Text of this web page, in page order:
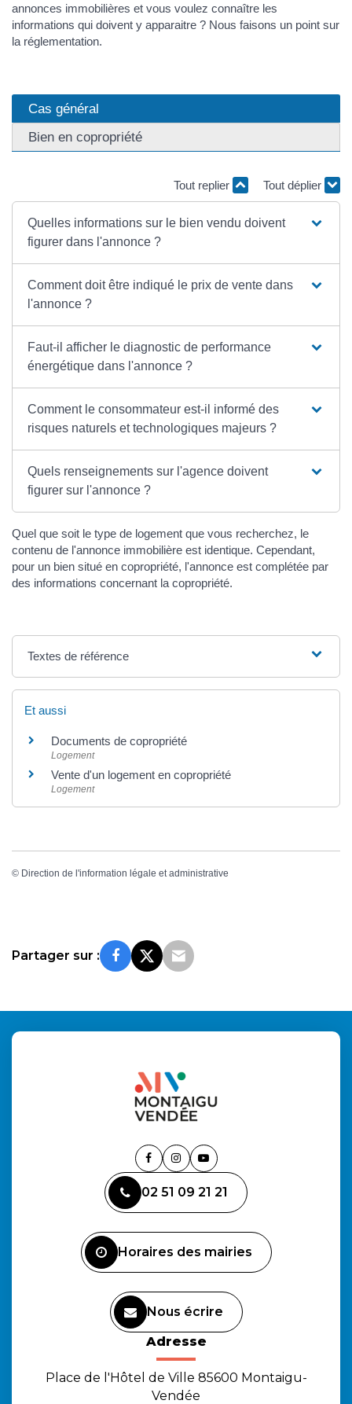
annonces immobilières et vous voulez connaître les
informations qui doivent y apparaitre ? Nous faisons un point sur
la réglementation.
Cas général
Bien en copropriété
Tout replier Tout déplier
Quelles informations sur le bien vendu doivent
figurer dans l'annonce ?
Comment doit être indiqué le prix de vente dans
l'annonce ?
Faut-il afficher le diagnostic de performance
énergétique dans l'annonce ?
Comment le consommateur est-il informé des
risques naturels et technologiques majeurs ?
Quels renseignements sur l'agence doivent
figurer sur l'annonce ?
Quel que soit le type de logement que vous recherchez, le
contenu de l'annonce immobilière est identique. Cependant,
pour un bien situé en copropriété, l'annonce est complétée par
des informations concernant la copropriété.
Textes de référence
Et aussi
Documents de copropriété
Logement
Vente d'un logement en copropriété
Logement
© Direction de l'information légale et administrative
Partager sur :
Lien
le
compte
Lien
le
compte
Lien
la
chaîne
02 51 09 21 21
Horaires des mairies
Nous écrire
Adresse
Place de l'Hôtel de Ville 85600 Montaigu-
Vendée